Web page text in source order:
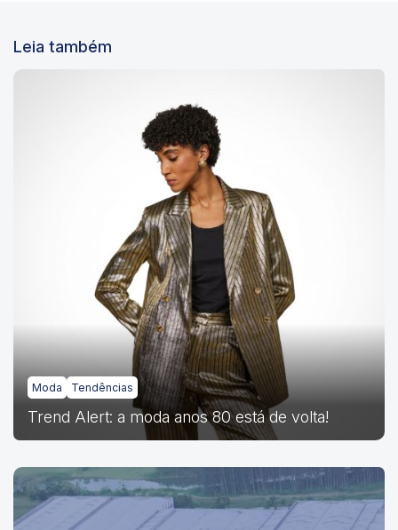
Leia também
Moda Tendências
Trend Alert: a moda anos 80 está de volta!